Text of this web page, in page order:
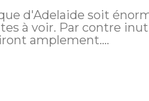
d'Adelaide soit
à voir. Par contre
amplement....